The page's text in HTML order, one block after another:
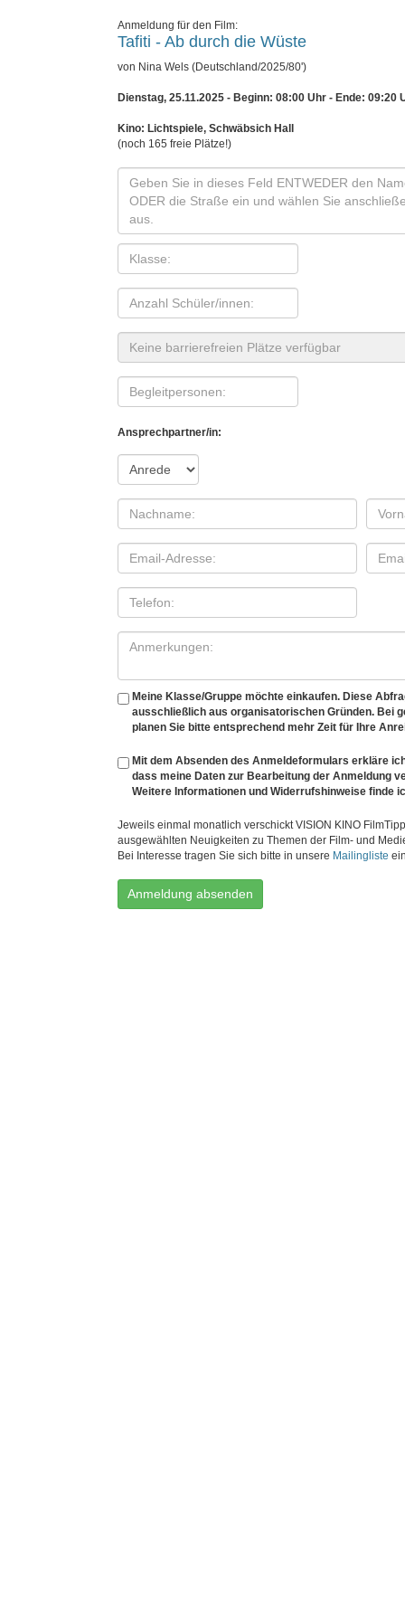
Anmeldung für den Film:
Tafiti - Ab durch die Wüste
von Nina Wels (Deutschland/2025/80')
Dienstag, 25.11.2025 - Beginn: 08:00 Uhr - Ende: 09:20
Kino: Lichtspiele, Schwäbsich Hall
(noch 165 freie Plätze!)
Ansprechpartner/in:
Meine Klasse/Gruppe möchte einkaufen. Diese
ausschließlich aus organisatorischen Gründen. Bei
planen Sie bitte entsprechend mehr Zeit für Ihre
Mit dem Absenden des Anmeldeformulars erkläre
dass meine Daten zur Bearbeitung der Anmeldung
Weitere Informationen und Widerrufshinweise finde
Jeweils einmal monatlich verschickt VISION KINO
ausgewählten Neuigkeiten zu Themen der Film- und
Bei Interesse tragen Sie sich bitte in unsere Mailingliste
Anmeldung absenden